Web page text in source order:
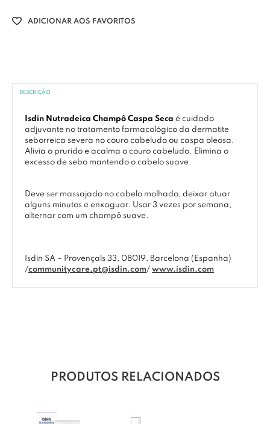
ADICIONAR AOS FAVORITOS
DESCRIÇÃO
Isdin Nutradeica Champô Caspa Seca é cuidado
adjuvante no tratamento farmacológico da dermatite
seborreica severa no couro cabeludo ou caspa oleosa.
Alivia o prurido e acalma o couro cabeludo. Elimina o
excesso de sebo mantendo o cabelo suave.
Deve ser massajado no cabelo molhado, deixar atuar
alguns minutos e enxaguar. Usar 3 vezes por semana,
alternar com um champô suave.
Isdin SA – Provençals 33, 08019, Barcelona (Espanha)
/communitycare.pt@isdin.com/ www.isdin.com
PRODUTOS RELACIONADOS